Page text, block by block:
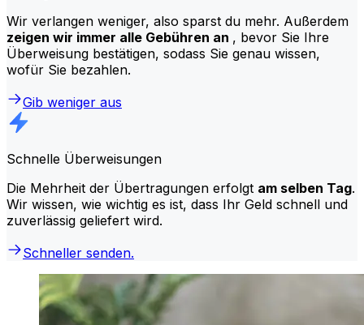
Wir verlangen weniger, also sparst du mehr. Außerdem
zeigen wir immer alle Gebühren an , bevor Sie Ihre
Überweisung bestätigen, sodass Sie genau wissen,
wofür Sie bezahlen.
Gib weniger aus
Schnelle Überweisungen
Die Mehrheit der Übertragungen erfolgt am selben Tag.
Wir wissen, wie wichtig es ist, dass Ihr Geld schnell und
zuverlässig geliefert wird.
Schneller senden.